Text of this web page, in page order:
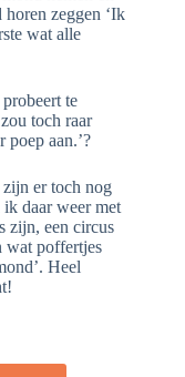
zeggen ‘Ik
wat alle
te
toch raar
aan.’?
er toch nog
daar weer met
zijn, een circus
wat poffertjes
Heel